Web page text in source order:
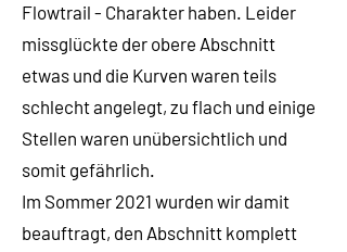
Flowtrail - Charakter haben. Leider
missglückte der obere Abschnitt
etwas und die Kurven waren teils
schlecht angelegt, zu flach und einige
Stellen waren unübersichtlich und
somit gefährlich.
Im Sommer 2021 wurden wir damit
beauftragt, den Abschnitt komplett